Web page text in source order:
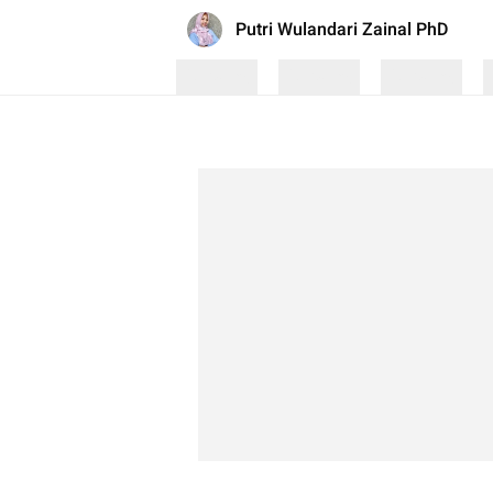
Putri Wulandari Zainal PhD